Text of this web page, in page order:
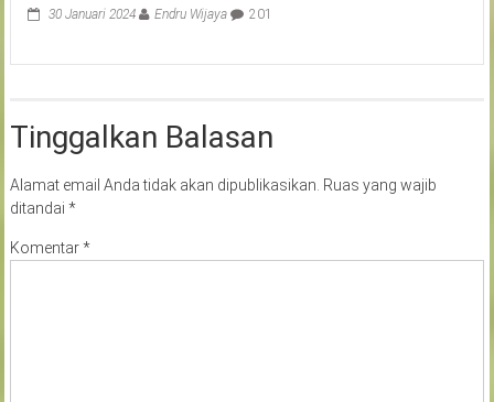
30 Januari 2024 Endru Wijaya 201
Tinggalkan Balasan
Alamat email Anda tidak akan dipublikasikan. Ruas yang wajib
ditandai *
Komentar*